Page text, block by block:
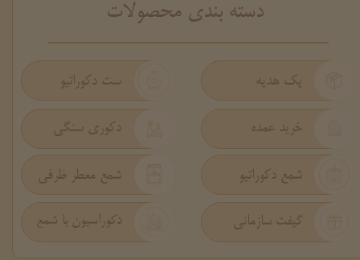
شمع معطر ظرفی
گیفت سازمانی دکوراسیون با شمع
شمع دکوراتیو
دکوری سنگی
پک هدیه ست دکوراتیو
خرید عمده
​دسته بندی محصولات